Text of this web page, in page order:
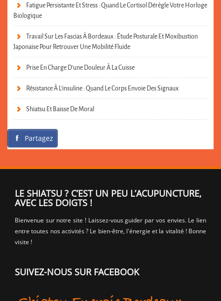
Fatigue Persistante Et Stress : Quand Le Cortisol Dérègle Votre Horloge
Biologique
Travail Sur Les Fascias À Bordeaux : Étude Posturale Et Moxibustion
Japonaise Pour Retrouver Une Mobilité Fluide
Prise En Charge D’une Douleur À La Cuisse
Résistance À L’insuline : Quand Le Corps Envoie Des Signaux
Shiatsu Et Baisse De Moral
Partagez
LE SHIATSU ? C’EST UN PEU L’ACUPUNCTURE,
AVEC LES DOIGTS !
Bienvenue sur notre site ! Laissez-vous guider par vos envies. Le lien
entre toutes nos activités ? Le bien-être, l'énergie et la vitalité ! Bonne
visite !
SUIVEZ-NOUS SUR FACEBOOK